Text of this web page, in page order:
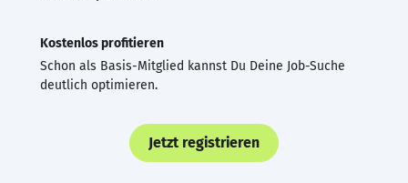
Kostenlos profitieren
Schon als Basis-Mitglied kannst Du Deine Job-Suche
deutlich optimieren.
Jetzt registrieren